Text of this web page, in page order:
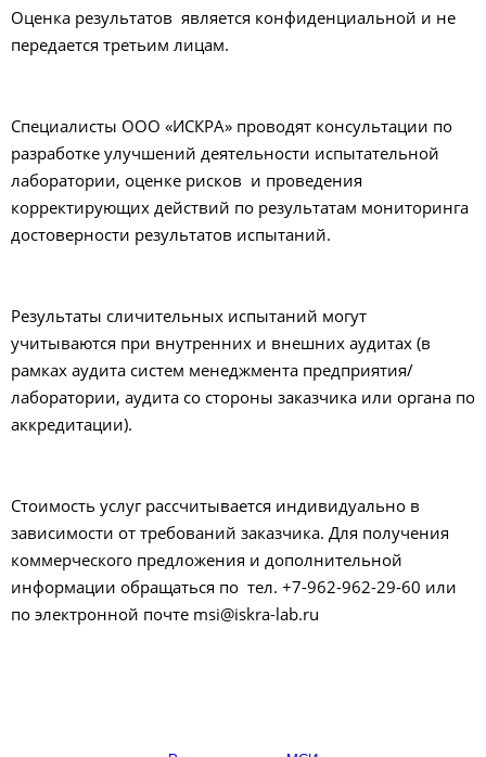
Оценка результатов является конфиденциальной и не
передается третьим лицам.
Специалисты ООО «ИСКРА» проводят консультации по
разработке улучшений деятельности испытательной
лаборатории, оценке рисков и проведения
корректирующих действий по результатам мониторинга
достоверности результатов испытаний.
Результаты сличительных испытаний могут
учитываются при внутренних и внешних аудитах (в
рамках аудита систем менеджмента предприятия/
лаборатории, аудита со стороны заказчика или органа по
аккредитации).
Стоимость услуг рассчитывается индивидуально в
зависимости от требований заказчика. Для получения
коммерческого предложения и дополнительной
информации обращаться по тел. +7-962-962-29-60 или
по электронной почте msi@iskra-lab.ru